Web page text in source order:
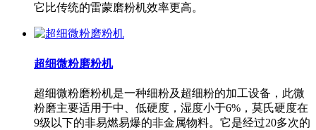
它比传统的雷蒙磨粉机效率更高。
超细微粉磨粉机
超细微粉磨粉机是一种细粉及超细粉的加工设备，此微
粉磨主要适用于中、低硬度，湿度小于6%，莫氏硬度在
9级以下的非易燃易爆的非金属物料。它是经过20多次的